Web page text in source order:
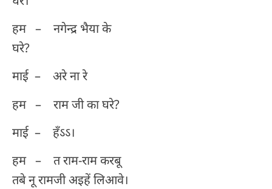
हम – नगेन्द्र भैया के
घरे?
माई – अरे ना रे
हम – राम जी का घरे?
माई – हँऽऽ।
हम – त राम-राम करबू
तबे नू रामजी अइहें लिआवे।